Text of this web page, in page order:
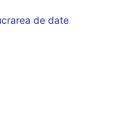
de date